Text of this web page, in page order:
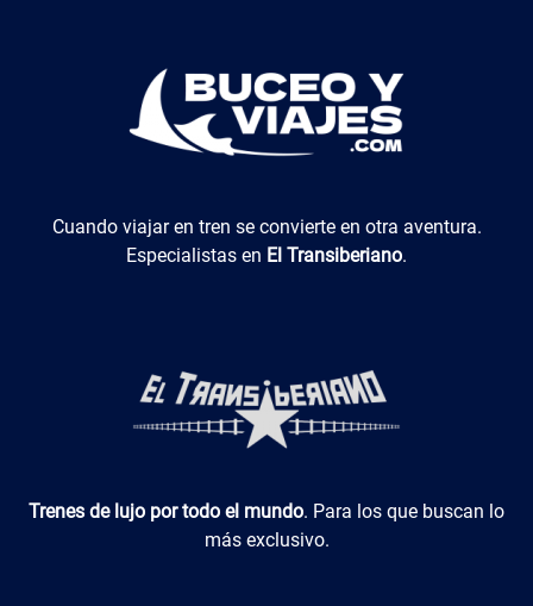
El Transiberiano
Cuando viajar en tren se convierte en otra aventura.
Especialistas en El Transiberiano.
Luxotren
Trenes de lujo por todo el mundo. Para los que buscan lo
más exclusivo.